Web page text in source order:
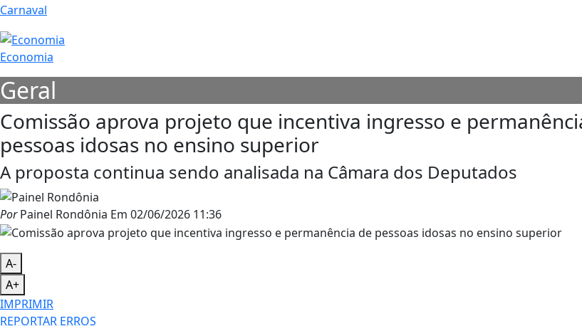
Carnaval
Economia
Geral
Comissão aprova projeto que incentiva ingresso e
pessoas idosas no ensino superior
A proposta continua sendo analisada na Câmara dos Deputados
PorPainel Rondônia Em 02/06/2026 11:36
A-
A+
IMPRIMIR
REPORTAR ERROS